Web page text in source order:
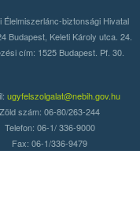
Élelmiszerlánc-biztonsági Hivatal
Budapest, Keleti Károly utca. 24.
cím: 1525 Budapest. Pf. 30.
ugyfelszolgalat@nebih.gov.hu
Zöld szám: 06-80/263-244
Telefon: 06-1/ 336-9000
Fax: 06-1/336-9479